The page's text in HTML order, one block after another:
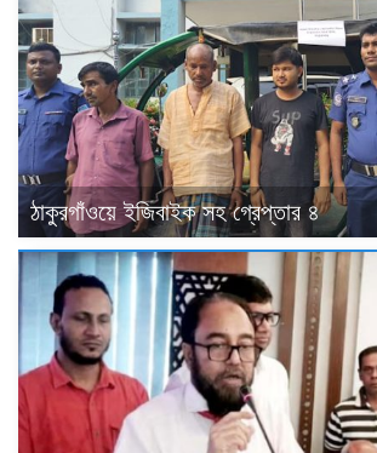
ঠাকুরগাঁওয়ে ইজিবাইক সহ গ্রেপ্তার ৪